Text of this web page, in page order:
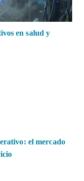
en salud y
el mercado